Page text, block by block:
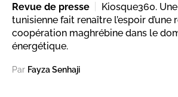
Revue de presse
Kiosque360.
tunisienne fait renaître l’espoir d’une
coopération maghrébine dans le
énergétique.
Par Fayza Senhaji